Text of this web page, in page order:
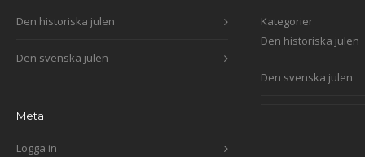
Den historiska julen
Den svenska julen
Meta
Logga in
Kategorier
Den historiska julen
Den svenska julen